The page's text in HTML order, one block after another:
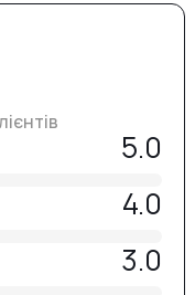
5.0
4.0
3.0